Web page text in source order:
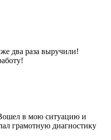
два раза выручили!
в мою ситуацию и
грамотную диагностику